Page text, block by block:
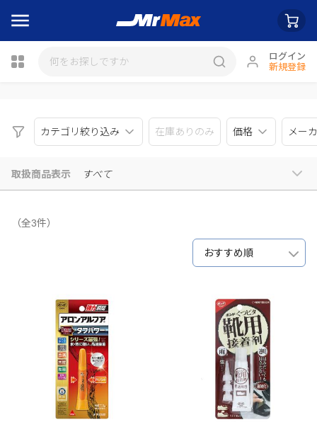
ログイン
新規登録
瓶詰 カテゴリ絞り込み 在庫ありのみ 価格 メー
取扱商品表示 すべて
（全3件）
おすすめ順